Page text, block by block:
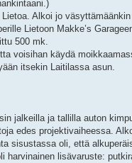
Alkoi jo
Lietoon Makke’s
500 mk.
voisihan käydä
itsekin Laitilassa asun.
jalkeilla ja tallilla auton
edes projektivaiheessa.
sisustassa oli, että
harvinainen lisävaruste: